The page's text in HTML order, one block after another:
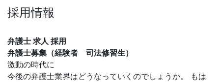
採用情報
弁護士 求人 採用
弁護士募集（経験者 司法修習生）
激動の時代に
今後の弁護士業界はどうなっていくのでしょうか。 もは